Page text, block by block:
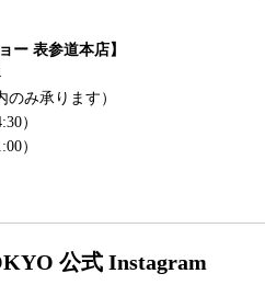
ー 表参道本店】
のみ承ります）
）
）
公式 Instagram